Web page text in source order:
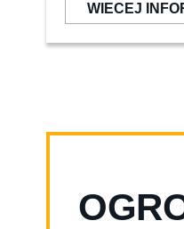
WIECEJ